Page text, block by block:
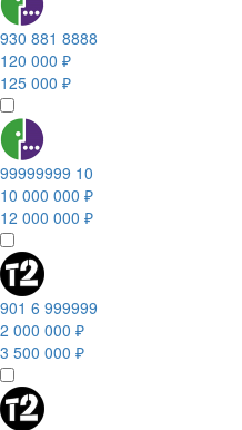
930 881 8888
120 000 ₽
125 000 ₽
99999999 10
10 000 000 ₽
12 000 000 ₽
901 6 999999
2 000 000 ₽
3 500 000 ₽